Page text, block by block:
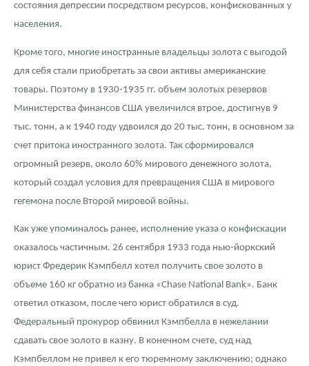
состояния депрессии посредством ресурсов, конфискованных у
населения.
Кроме того, многие иностранные владельцы золота с выгодой
для себя стали приобретать за свои активы американские
товары. Поэтому в 1930-1935 гг. объем золотых резервов
Министерства финансов США увеличился втрое, достигнув 9
тыс. тонн, а к 1940 году удвоился до 20 тыс. тонн, в основном за
счет притока иностранного золота. Так сформировался
огромный резерв, около 60% мирового денежного золота,
который создал условия для превращения США в мирового
гегемона после Второй мировой войны.
Как уже упоминалось ранее, исполнение указа о конфискации
оказалось частичным. 26 сентября 1933 года нью-йоркский
юрист Фредерик Кэмпбелл хотел получить свое золото в
объеме 160 кг обратно из банка «Chase National Bank». Банк
ответил отказом, после чего юрист обратился в суд.
Федеральный прокурор обвинил Кэмпбелла в нежелании
сдавать свое золото в казну. В конечном счете, суд над
Кэмпбеллом не привел к его тюремному заключению; однако